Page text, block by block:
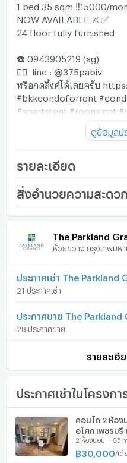
1 bed 35 sqm ‼️15000/
NOW AVAILABLE 🔆✅
24 floor fully furnished
☎️ 0943905219 (ag)
👉🏻 line : @375pabiv
หรือกดลิ้งค์ได้เลยครับ
#bkkcondoforrent
#apartment #roomrent
#bangkokrental #rama9
#onnut #Ploenchit
#ratchada #huaikwang
#bangna #หาเช่า #คอนโดก
ดา #ห้วยขวาง
#เอกมัย #พระโขนง #บางจา
ดูข้อมูลป
รายละเอียด
ชื่อโครงการ
เงินมัดจำ/ประกัน
ค่าเช่าล่วงหน้า
รูปแบบห้อง
ห้องอยู่ชั้นที่
จำนวนห้องนอน
สิ่งอำนวยความสะดวก
ภายในห้อง ภายใ
เฟอร์นิเจอร์
โทรศัพท์บ้าน
เครื่องทำน้ำร้อน/น้ำอุ่น
ประตูห้องระบบ digital
ตู้เย็น
เครื่องดูดควัน
ห้วยขวาง กรุงเทพมห
21 ประกาศเช่า
28 ประกาศขาย
รายละเอี
คอนโด 2 ห้อง
อโศก เพชรบุรี
1731871)
2 ห้องนอน 65
฿30,000 /เดื